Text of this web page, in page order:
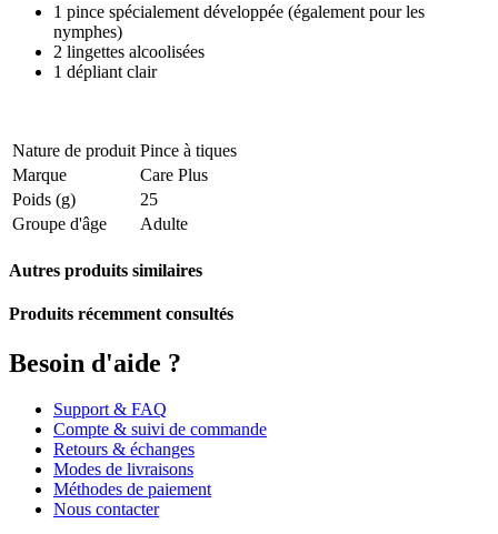
1 pince spécialement développée (également pour les
nymphes)
2 lingettes alcoolisées
1 dépliant clair
Nature de produit Pince à tiques
Marque
Care Plus
Poids (g)
25
Groupe d'âge
Adulte
Autres produits similaires
Produits récemment consultés
Besoin d'aide ?
Support & FAQ
Compte & suivi de commande
Retours & échanges
Modes de livraisons
Méthodes de paiement
Nous contacter